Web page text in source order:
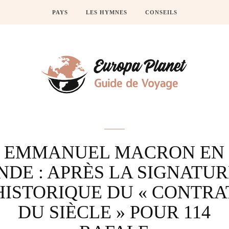
PAYS LES HYMNES CONSEILS
EMMANUEL MACRON EN
: APRÈS LA
DU «
DU SIÈCLE » POUR 114